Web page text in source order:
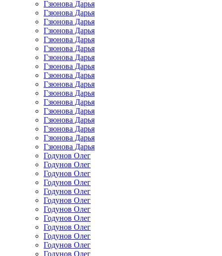
Гзюнова Дарья
Гзюнова Дарья
Гзюнова Дарья
Гзюнова Дарья
Гзюнова Дарья
Гзюнова Дарья
Гзюнова Дарья
Гзюнова Дарья
Гзюнова Дарья
Гзюнова Дарья
Гзюнова Дарья
Гзюнова Дарья
Гзюнова Дарья
Гзюнова Дарья
Гзюнова Дарья
Гзюнова Дарья
Гзюнова Дарья
Годунов Олег
Годунов Олег
Годунов Олег
Годунов Олег
Годунов Олег
Годунов Олег
Годунов Олег
Годунов Олег
Годунов Олег
Годунов Олег
Годунов Олег
Годунов Олег